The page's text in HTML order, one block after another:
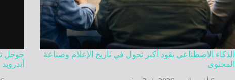
الذكاء الاصطناعي يقود أكبر تحول في تاريخ الإعلام وصناعة
المحتوى
أندرويد